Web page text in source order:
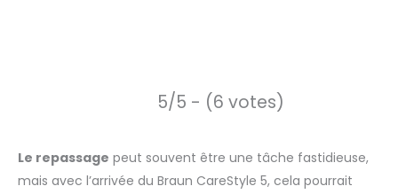
5/5 - (6 votes)
Le repassage peut souvent être une tâche fastidieuse,
mais avec l’arrivée du Braun CareStyle 5, cela pourrait